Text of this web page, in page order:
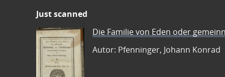
Just scanned
Die Familie von Eden oder
Autor: Pfenninger, Johann Konrad